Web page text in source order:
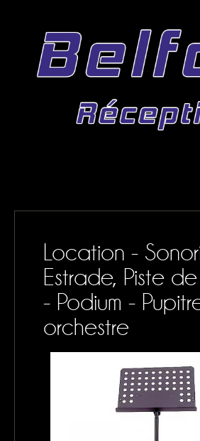
BELFORT RÉCEPTION -
SONORISATION, VAISSELLE ET
NOS RÉALISATIONS
CONTACTS
MON PANIER
Location -
Estrade, Piste
- Podium -
orchestre